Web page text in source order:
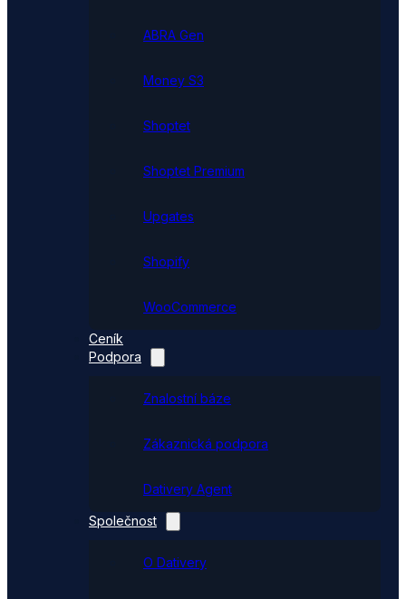
ABRA Gen
Money S3
Shoptet
Shoptet Premium
Upgates
Shopify
WooCommerce
Ceník
Podpora
Znalostní báze
Zákaznická podpora
Dativery Agent
Společnost
O Dativery